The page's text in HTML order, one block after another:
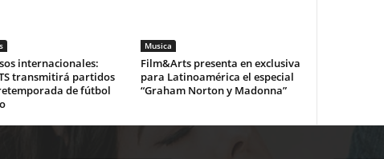
internacionales:
transmitirá partidos
de fútbol
Musica
Film&Arts presenta en exclusiva
para Latinoamérica el especial
“Graham Norton y Madonna”